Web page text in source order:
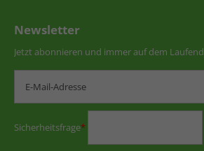
Newsletter
Jetzt abonnieren und immer auf dem
Sicherheitsfrage*